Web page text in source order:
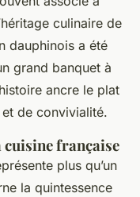
culinaire de
dauphinois a été
grand banquet à
ancre le plat
de convivialité.
française
plus qu’un
la quintessence